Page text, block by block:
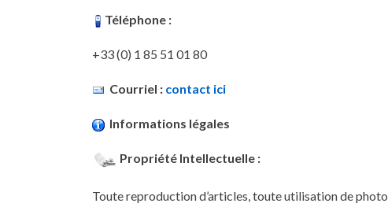
Téléphone :
+33 (0) 1 85 51 01 80
Courriel : contact ici
Informations légales
Propriété Intellectuelle :
Toute reproduction d’articles, toute utilisation de